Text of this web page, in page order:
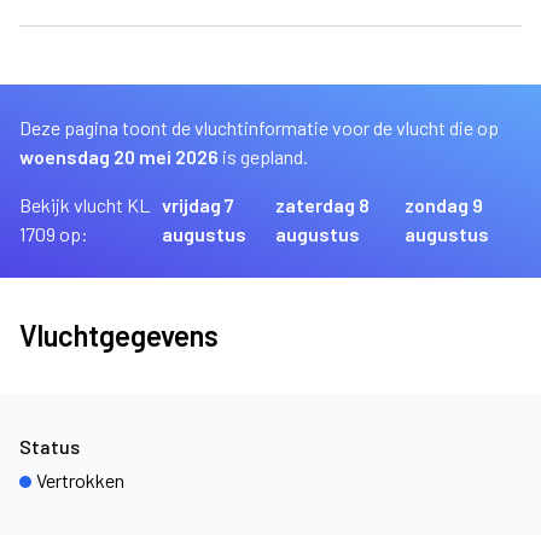
Deze pagina toont de vluchtinformatie voor de vlucht die op
woensdag 20 mei 2026 is gepland.
Bekijk vlucht KL
1709 op:
vrijdag 7
augustus
zaterdag 8
augustus
zondag 9
augustus
Vluchtgegevens
Status
Vertrokken